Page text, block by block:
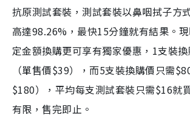
抗原測試套裝，測試套裝以鼻咽拭子方
高達98.26%，最快15分鐘就有結果。
定金額換購更可享有獨家優惠，1支裝
（單售價$39），而5支裝換購價只需
$180），平均每支測試套裝只需$16就
有限，售完即止。